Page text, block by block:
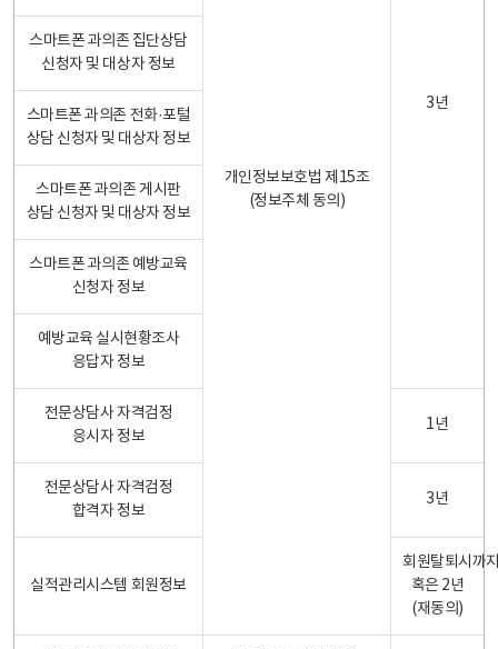
개인정보보호법 제15조
(정보주체 동의)
3년
스마트폰 과의존 집단상담
신청자 및 대상자 정보
스마트폰 과의존 전화·포털
상담 신청자 및 대상자 정보
스마트폰 과의존 게시판
상담 신청자 및 대상자 정보
스마트폰 과의존 예방교육
신청자 정보
예방교육 실시현황조사
응답자 정보
전문상담사 자격검정
응시자 정보
1년
전문상담사 자격검정
합격자 정보
3년
실적관리시스템 회원정보
회원탈퇴시까
혹은 2년
(재동의)